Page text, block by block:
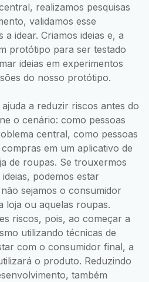
realizamos pesquisas
validamos esse
idear. Criamos ideias e, a
protótipo para ser testado
ideias em experimentos
do nosso protótipo.
a reduzir riscos antes do
o cenário: como pessoas
central, como pessoas
em um aplicativo de
de roupas. Se trouxermos
podemos estar
sejamos o consumidor
loja ou aquelas roupas.
riscos, pois, ao começar a
utilizando técnicas de
com o consumidor final, a
o produto. Reduzindo
também